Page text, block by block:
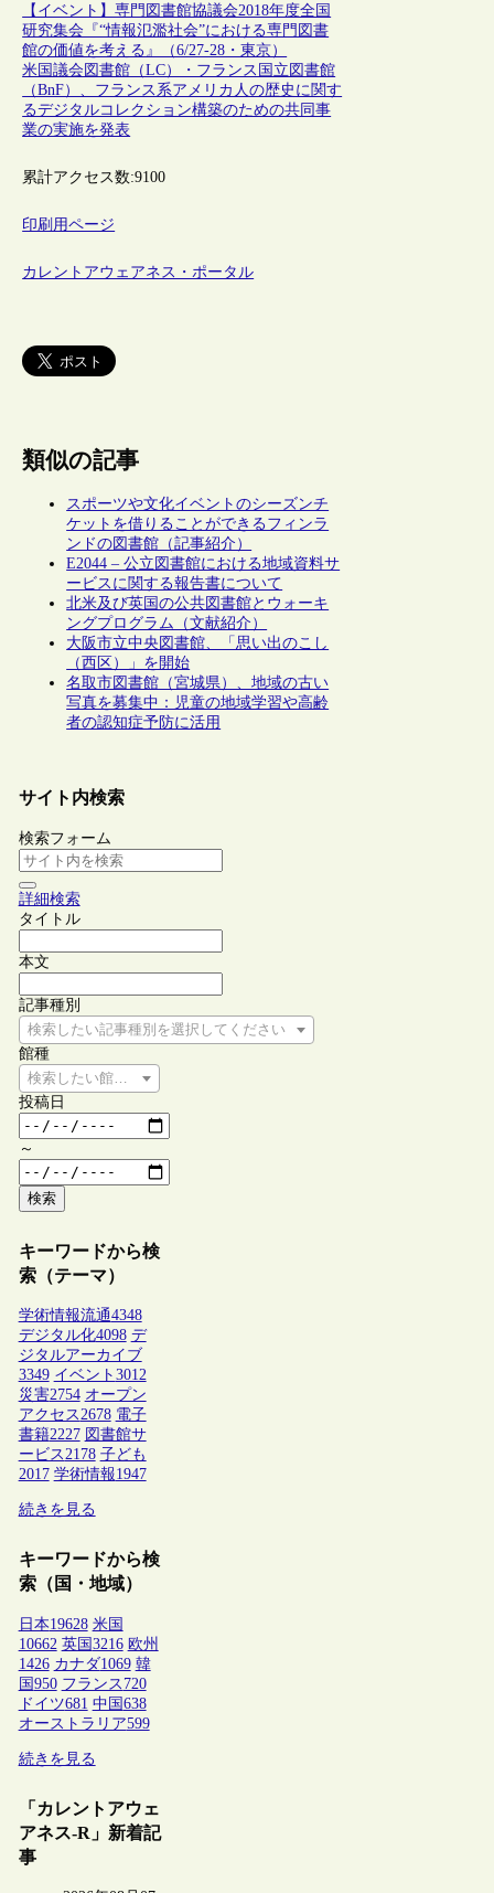
【イベント】専門図書館協議会2018年度全国
研究集会『“情報氾濫社会”における専門図書
館の価値を考える』（6/27-28・東京）
米国議会図書館（LC）・フランス国立図書館
（BnF）、フランス系アメリカ人の歴史に関す
るデジタルコレクション構築のための共同事
業の実施を発表
累計アクセス数:9100
印刷用ページ
カレントアウェアネス・ポータル
類似の記事
スポーツや文化イベントのシーズンチ
ケットを借りることができるフィンラ
ンドの図書館（記事紹介）
E2044 – 公立図書館における地域資料サ
ービスに関する報告書について
北米及び英国の公共図書館とウォーキ
ングプログラム（文献紹介）
大阪市立中央図書館、「思い出のこし
（西区）」を開始
名取市図書館（宮城県）、地域の古い
写真を募集中：児童の地域学習や高齢
者の認知症予防に活用
サイト内検索
検索フォーム
詳細検索
タイトル
本文
記事種別
検索したい記事種別を選択してください
館種
検索したい館種を選択してください
投稿日
～
検索
キーワードから検
索（テーマ）
学術情報流通4348
デジタル化4098 デ
ジタルアーカイブ
3349 イベント 3012
災害2754 オープン
アクセス2678 電子
書籍2227 図書館サ
ービス2178 子ども
2017 学術情報1947
続きを見る
キーワードから検
索（国・地域）
日本19628 米国
10662 英国3216 欧州
1426 カナダ1069 韓
国950 フランス 720
ドイツ681 中国638
オーストラリア599
続きを見る
「カレントアウェ
アネス-R」新着記
事